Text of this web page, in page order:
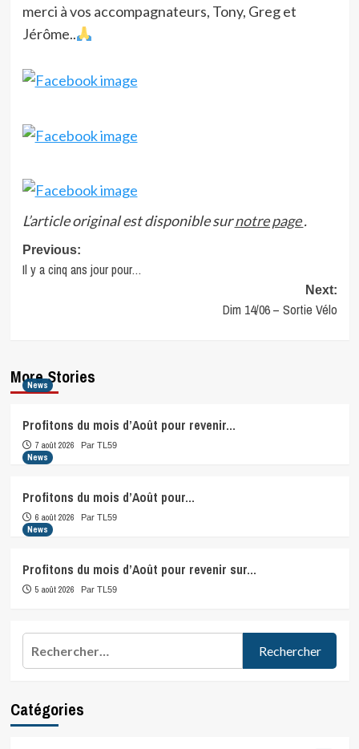
merci à vos accompagnateurs, Tony, Greg et
Jérôme..
L’article original est disponible surnotre page.
Post
navigation
Previous:
Il y a cinq ans jour pour…
Next:
Dim 14/06 – Sortie Vélo
More Stories
News
Profitons du mois d’Août pour revenir…
7 août 2026 Par TL59
News
Profitons du mois d’Août pour…
6 août 2026 Par TL59
News
Profitons du mois d’Août pour revenir sur…
5 août 2026 Par TL59
Catégories